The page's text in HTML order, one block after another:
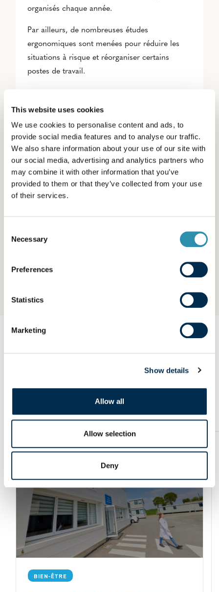
This website uses cookies
We use cookies to personalise content and ads, to
provide social media features and to analyse our traffic.
We also share information about your use of our site with
our social media, advertising and analytics partners who
may combine it with other information that you’ve
provided to them or that they’ve collected from your use
of their services.
Selection
Necessary
Preferences
Statistics
Marketing
Show details
Allow all
Allow selection
Deny
organisés chaque année.
Par ailleurs, de nombreuses études
ergonomiques sont menées pour réduire les
situations à risque et réorganiser certains
postes de travail.
Agir pour le bien-être
Nous nous engageons pour le bien-être de nos
collaborateurs à travers la qualité de vie au travail. Sur
l’équilibre personnel et professionnel. Depuis 2022, la
services pratiques : une initiative humaine et concrète
Explorer nos autres
engagements et
témoignages
Article
BIEN-ÊTRE